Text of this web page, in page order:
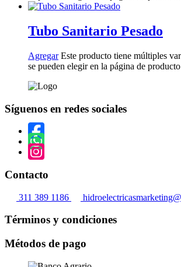
Tubo Sanitario Pesado
Agregar Este producto tiene múltiples
se pueden elegir en la página de producto
Síguenos en redes sociales
Contacto
311 389 1186
Términos y condiciones
Métodos de pago